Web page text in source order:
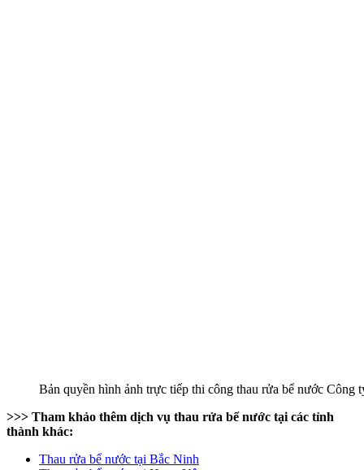
Bản quyền hình ảnh trực tiếp thi công thau rửa bể nước Công
>>> Tham khảo thêm dịch vụ thau rửa bể nước tại các tỉnh
thành khác:
Thau rửa bể nước tại Bắc Ninh